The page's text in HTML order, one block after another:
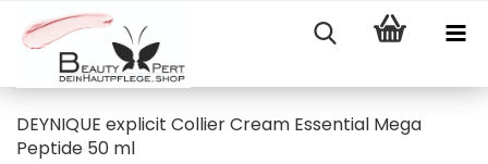
DEYNIQUE explicit Collier Cream Essential Mega
Peptide 50 ml